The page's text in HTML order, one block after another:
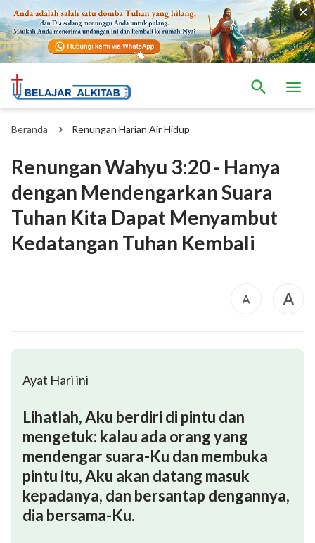
Beranda Renungan Harian Air Hidup
Renungan Wahyu 3:20 - Hanya
dengan Mendengarkan Suara
Tuhan Kita Dapat Menyambut
Kedatangan Tuhan Kembali
Ayat Hari ini
Lihatlah, Aku berdiri di pintu dan
mengetuk: kalau ada orang yang
mendengar suara-Ku dan membuka
pintu itu, Aku akan datang masuk
kepadanya, dan bersantap dengannya,
dia bersama-Ku.